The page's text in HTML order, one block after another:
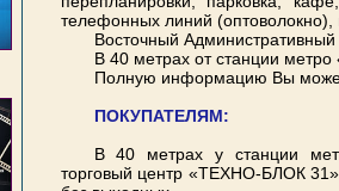
телефонных линий (оптоволокно),
Восточный
В 40 метрах от станции
Полную информацию Вы
ПОКУПАТЕЛЯМ:
В 40 метрах у станции
торговый центр «ТЕХНО-БЛОК